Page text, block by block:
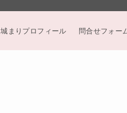
城まりプロフィール 問合せフォー